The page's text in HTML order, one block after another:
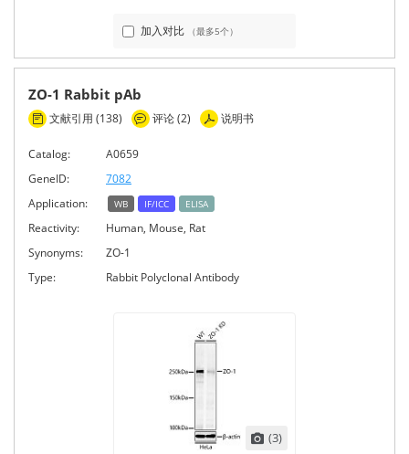
加入对比 （最多5个）
ZO-1 Rabbit pAb
文献引用 (138) 评论 (2) 说明书
Catalog:
A0659
GeneID:
7082
Application:
WB IF/ICC ELISA
Reactivity:
Human, Mouse, Rat
Synonyms:
ZO-1
Type:
Rabbit Polyclonal Antibody
(3)